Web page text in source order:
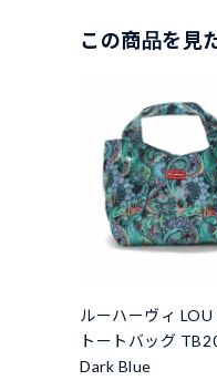
この商品を見
ルーハーヴィ
トートバッグ
Dark Blue